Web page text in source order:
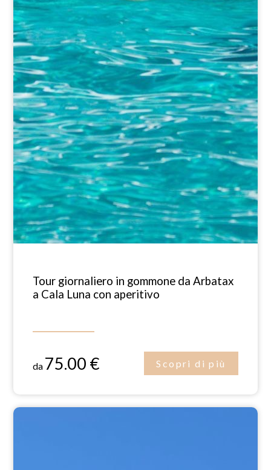
Tour giornaliero in gommone da Arbatax
a Cala Luna con aperitivo
da 75.00 € Scopri di più